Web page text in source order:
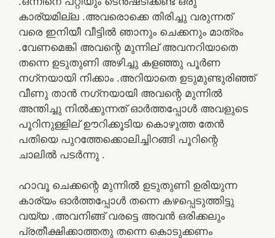
കാര്യമില്ല .അവരൊക്കെ തിരിച്ചു വരുന്നത്
വരെ ഇനിയീ വീട്ടിൽ ഞാനും ചെക്കനും മാത്രം
.വേണമെങ്കി അവന്റെ മുന്നില് അവനറിയാതെ
തന്നെ ഉടുതുണി അഴിച്ചു കളഞ്ഞു പൂർണ
നഗ്‌നയായി നിക്കാം .അറിയാതെ ഉടുമുണ്ടുരിഞ്ഞ്‌
വീണു താൻ നഗ്‌നയായി അവന്റെ മുന്നിൽ
അന്തിച്ചു നിൽക്കുന്നത് ഓർത്തപ്പോൾ അവളുടെ
പൂറിനുള്ളില് ഊറിക്കൂടിയ കൊഴുത്ത തേൻ
പതിയെ പുറത്തേക്കൊലിച്ചിറങ്ങി പൂറിന്റെ
ചാലിൽ പടർന്നു .
ഹാവൂ ചെക്കന്റെ മുന്നിൽ ഉടുതുണി ഉരിയുന്ന
കാര്യം ഓർത്തപ്പോൾ തന്നെ കഴപ്പെടുത്തിട്ടു
വയ്യ .അവനിങ്ങ് വരട്ടെ അവൻ ഒരിക്കലും
പ്രതീക്ഷിക്കാത്തതു തന്നെ കൊടുക്കണം